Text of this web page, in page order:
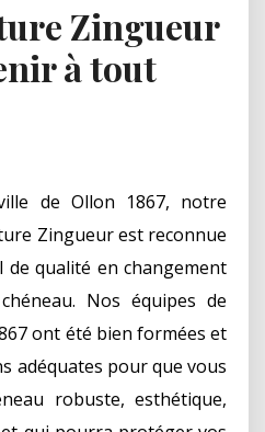
Zingueur
à tout
de Ollon 1867, notre
Zingueur est reconnue
qualité en changement
Nos équipes de
ont été bien formées et
adéquates pour que vous
robuste, esthétique,